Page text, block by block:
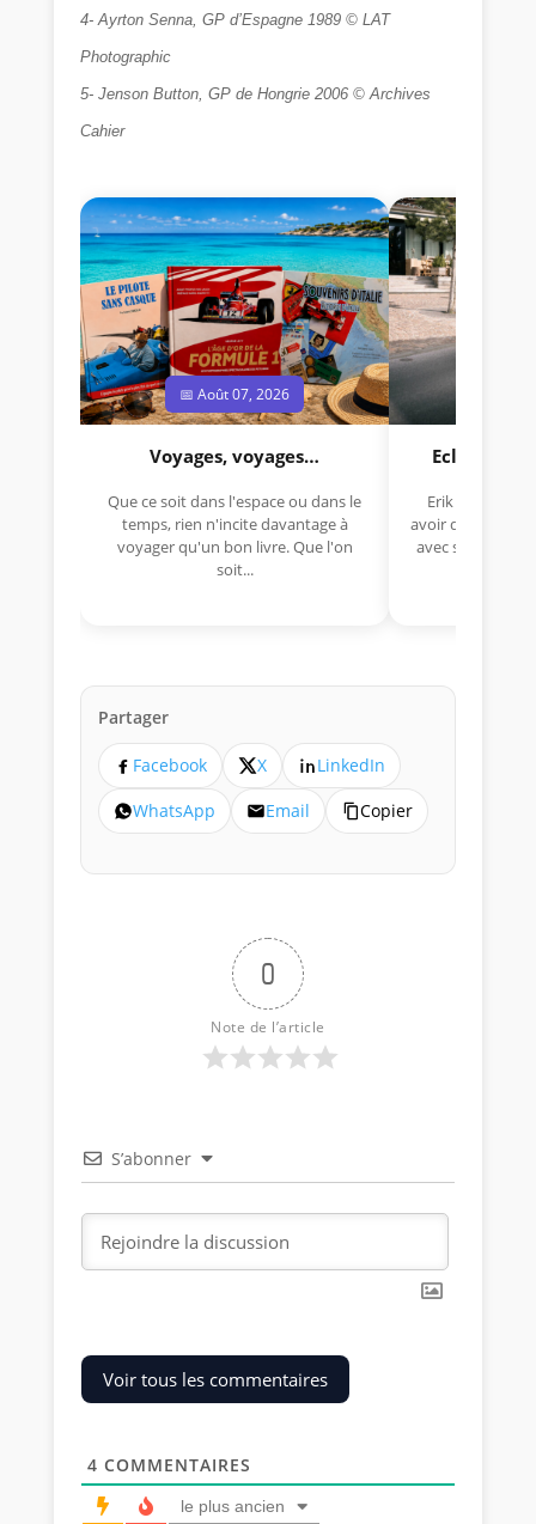
4- Ayrton Senna, GP d’Espagne 1989 © LAT
Photographic
5-Jenson Button, GP de Hongrie 2006© Archives
Cahier
📅 Août 07, 2026
Voyages, voyages…
Que ce soit dans l'espace ou dans le
temps, rien n'incite davantage à
voyager qu'un bon livre. Que l'on
soit...
Eclectica
Erik Comas,
avoir déjà
avec sa Lancia
Partager
Facebook X
LinkedIn
WhatsApp
Email Copier
0
Note de l’article
S’abonner
Voir tous les commentaires
4 COMMENTAIRES
le plus ancien